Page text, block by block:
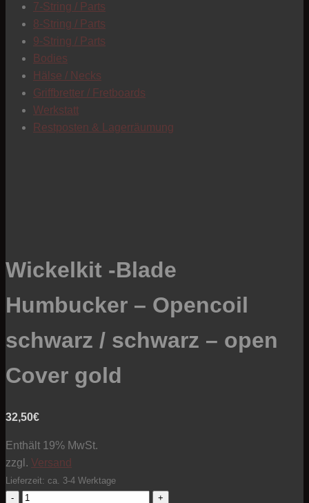
7-String / Parts
8-String / Parts
9-String / Parts
Bodies
Hälse / Necks
Griffbretter / Fretboards
Werkstatt
Restposten & Lagerräumung
Wickelkit -Blade
Humbucker – Opencoil
schwarz / schwarz – open
Cover gold
32,50€
Enthält 19% MwSt.
zzgl. Versand
Lieferzeit: ca. 3-4 Werktage
Wickelkit